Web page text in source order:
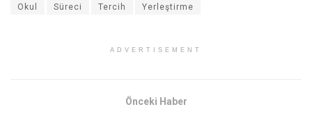
Okul Süreci Tercih Yerleştirme
ADVERTISEMENT
Önceki Haber